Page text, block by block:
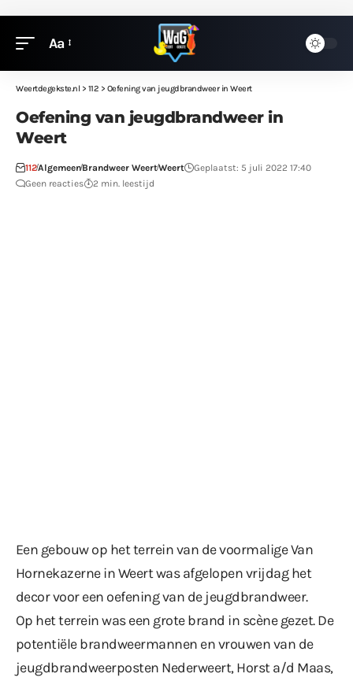
Aa
Weertdegekste.nl> 112 > Oefening van jeugdbrandweer in Weert
Oefening van jeugdbrandweer in
Weert
112AlgemeenBrandweer WeertWeert
Geplaatst: 5 juli 2022 17:40
Geen reacties
2 min. leestijd
Een gebouw op het terrein van de voormalige Van
Hornekazerne in Weert was afgelopen vrijdag het
decor voor een oefening van de jeugdbrandweer.
Op het terrein was een grote brand in scène gezet. De
potentiële brandweermannen en vrouwen van de
jeugdbrandweerposten Nederweert, Horst a/d Maas,